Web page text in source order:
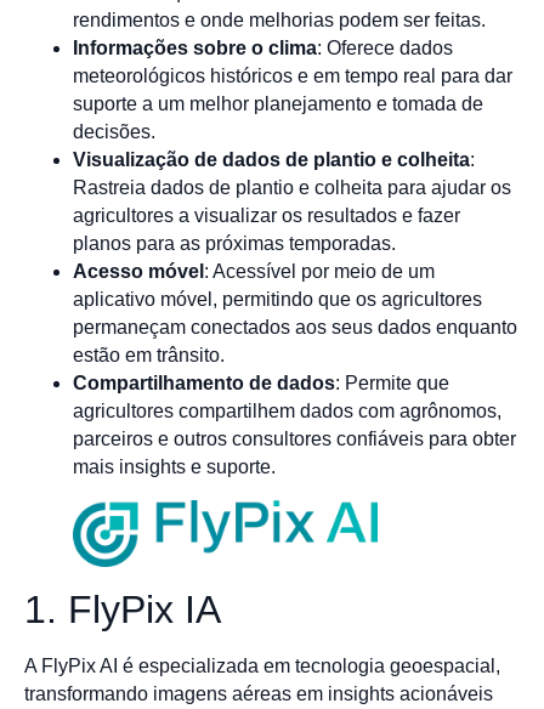
rendimentos e onde melhorias podem ser feitas.
Informações sobre o clima: Oferece dados
meteorológicos históricos e em tempo real para dar
suporte a um melhor planejamento e tomada de
decisões.
Visualização de dados de plantio e colheita:
Rastreia dados de plantio e colheita para ajudar os
agricultores a visualizar os resultados e fazer
planos para as próximas temporadas.
Acesso móvel : Acessível por meio de um
aplicativo móvel, permitindo que os agricultores
permaneçam conectados aos seus dados enquanto
estão em trânsito.
Compartilhamento de dados: Permite que
agricultores compartilhem dados com agrônomos,
parceiros e outros consultores confiáveis para obter
mais insights e suporte.
1. FlyPix IA
A FlyPix AI é especializada em tecnologia geoespacial,
transformando imagens aéreas em insights acionáveis